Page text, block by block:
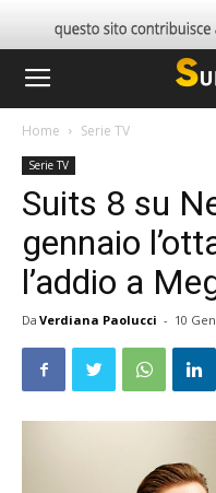
Home Serie TV
Serie TV
Suits 8 su
gennaio
l’addio a
Da Verdiana Paolucci - 10